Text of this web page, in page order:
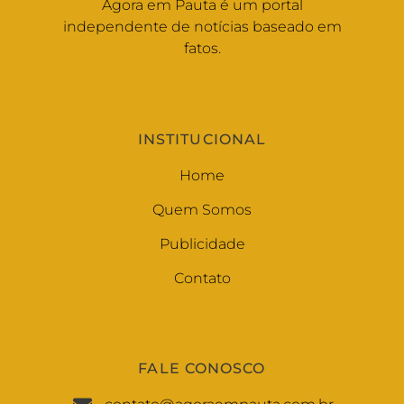
Agora em Pauta é um portal
independente de notícias baseado em
fatos.
INSTITUCIONAL
Home
Quem Somos
Publicidade
Contato
FALE CONOSCO